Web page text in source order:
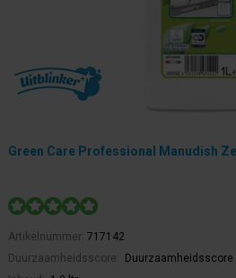
Green Care Professional Manudish
Artikelnummer: 717142
Duurzaamheidsscore:
Duurzaamheidsscore